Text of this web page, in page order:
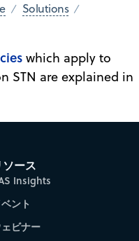
Solutions
which apply to
STN are explained in
ソース
Insights
ント
ビナー